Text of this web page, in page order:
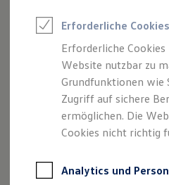
Digitaler Marktplatz
Kauf & Finanzierung
Online-
Aktionen & Angebote
E-Auto-
Für Privatkunden
Für
Profi Paket
TopDeal
Zertifizierte
Impressum
Datenschutzerklärung
Impressum
Dinkel + Heiny GmbH
Industriestr. 21
Erforderliche Cookies
Erforderliche
Website nutzbar zu
Grundfunktionen wie
Zugriff auf sichere
ermöglichen. Die
Cookies nicht richtig
Analytics und